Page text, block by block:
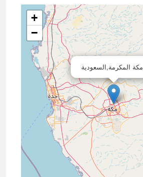
مكة المكرمة,السعودية
+
−